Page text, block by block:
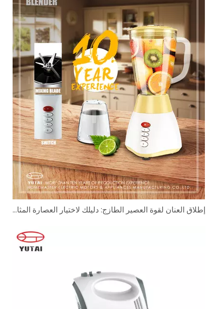
إطلاق العنان لقوة العصير الطازج: دليلك لاختيار العصارة المثالية